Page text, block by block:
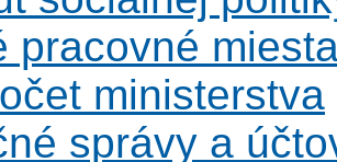
pracovné
ministerstva
správy a